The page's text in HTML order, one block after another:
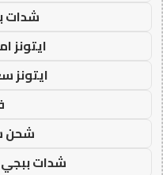
شدات
ايتونز
شحن
شدات